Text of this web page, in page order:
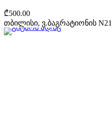
₾500.00
თბილისი, ვ.ბაგრატიონის N21